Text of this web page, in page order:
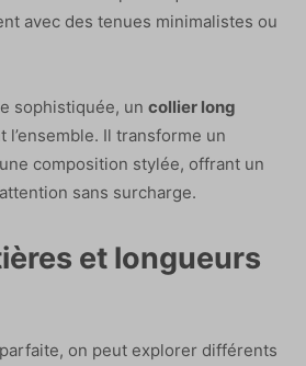
avec des tenues minimalistes ou
sophistiquée, un collier long
Il transforme un
composition stylée, offrant un
sans surcharge.
et longueurs
on peut explorer différents